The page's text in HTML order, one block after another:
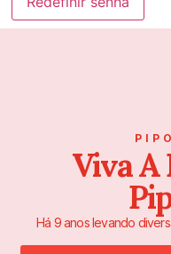
Viva A
Há 9 anos levando